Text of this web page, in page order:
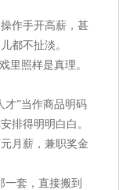
作手开高薪，甚
都不扯淡。
里照样是真理。
才”当作商品明码
排得明明白白。
月薪，兼职奖金
一套，直接搬到